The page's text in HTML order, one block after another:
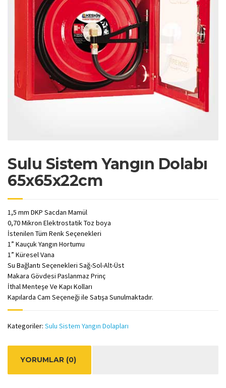
Sulu Sistem Yangın Dolabı
65x65x22cm
1,5 mm DKP Sacdan Mamül
0,70 Mikron Elektrostatik Toz boya
İstenilen Tüm Renk Seçenekleri
1” Kauçuk Yangın Hortumu
1” Küresel Vana
Su Bağlantı Seçenekleri Sağ-Sol-Alt-Üst
Makara Gövdesi Paslanmaz Prinç
İthal Menteşe Ve Kapı Kolları
Kapılarda Cam Seçeneği ile Satışa Sunulmaktadır.
Kategoriler: Sulu Sistem Yangın Dolapları
YORUMLAR (0)